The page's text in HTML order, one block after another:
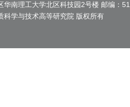
华南理工大学北区科技园2号楼 邮编：
学与技术高等研究院 版权所有